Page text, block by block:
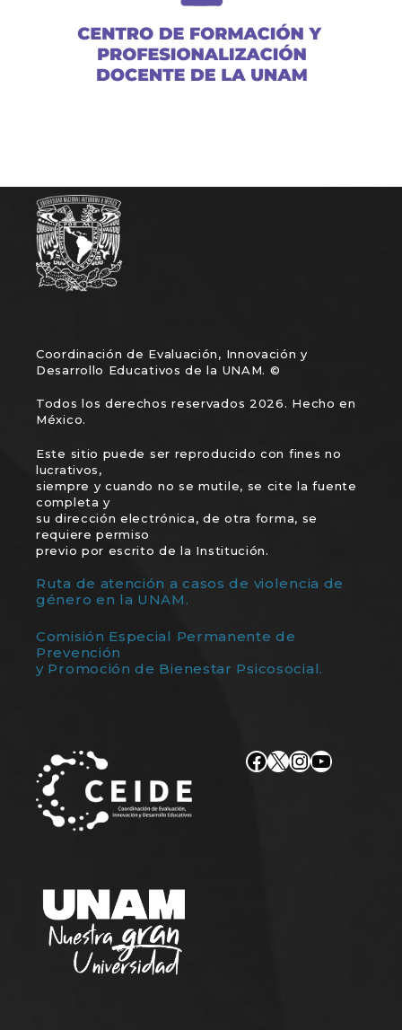
Coordinación de Evaluación, Innovación y
Desarrollo Educativos de la UNAM. ©
Todos los derechos reservados 2026. Hecho en
México.
Este sitio puede ser reproducido con fines no
lucrativos,
siempre y cuando no se mutile, se cite la fuente
completa y
su dirección electrónica, de otra forma, se
requiere permiso
previo por escrito de la Institución.
Ruta de atención a casos de violencia de
género en la UNAM.
Comisión Especial Permanente de
Prevención
y Promoción de Bienestar Psicosocial.
Facebook X InstagramYouTube